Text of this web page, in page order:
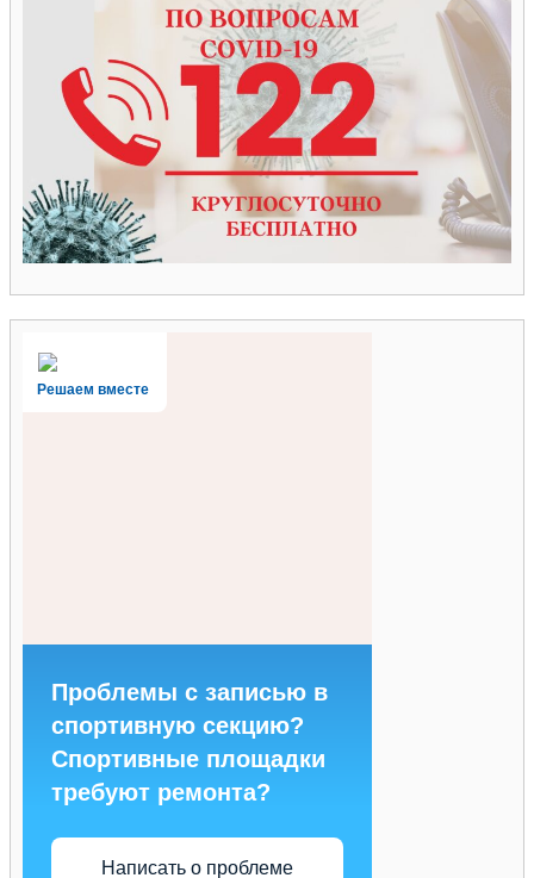
Решаем вместе
Проблемы с записью в
спортивную секцию?
Спортивные площадки
требуют ремонта?
Написать о проблеме